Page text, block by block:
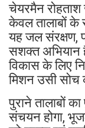
चेयरमैन रोहताश
केवल तालाबों के
यह जल संरक्षण,
सशक्त अभियान
विकास के लिए
मिशन उसी सोच
पुराने तालाबों
संचयन होगा,